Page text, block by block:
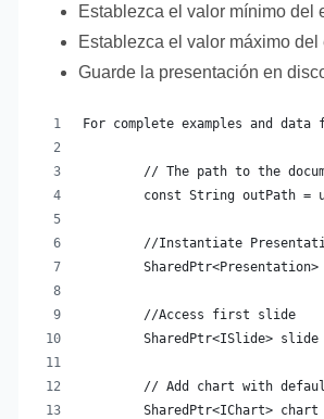
Establezca el valor mínimo del
Establezca el valor máximo del
Guarde la presentación en
For complete examples and
// The path to the
const String outPath =
//Instantiate
	//Access first slide
SharedPtr<ISlide>
// Add chart with
SharedPtr<IChart>